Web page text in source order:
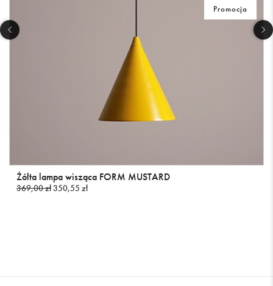
Promocja
Żółta lampa wisząca FORM MUSTARD
369,00 zł350,55 zł